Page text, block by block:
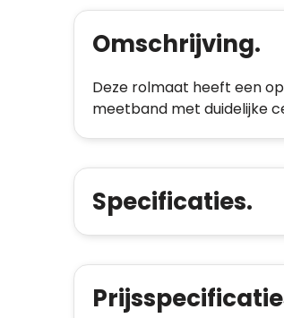
Omschrijving.
Deze rolmaat heeft een
meetband met duidelijke
Specificaties.